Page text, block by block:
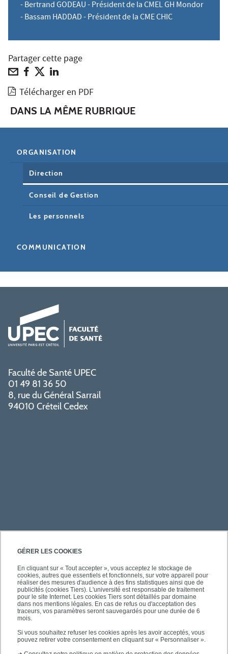
GÉRER LES COOKIES
En cliquant sur « Tout accepter », vous acceptez le stockage de
cookies, autres que essentiels et fonctionnels, sur votre appareil pour
réaliser des mesures d'audience à des fins statistiques ainsi que de
publicités (cookies Tiers). L'université est responsable de traitement
pour le site Internet. Les cookies Tiers sont détaillés par domaine
dans nos mentions légales. En cas de refus ou d'acceptation des
traceurs, vos paramètres seront sauvegardés pour une durée de 6
mois.
Si vous souhaitez refuser les cookies après les avoir acceptés, vous
pouvez retirer votre consentement en cliquant sur « Personnaliser ».
- Bertrand GODEAU - Président de la CMEL GH Mondor
- Bassam HADDAD - Président de la CME CHIC
Partager cette page
Télécharger en PDF
DANS LA MÊME RUBRIQUE
ORGANISATION
Direction
Conseil de Gestion
Les personnels
COMMUNICATION
Faculté de Santé UPEC
01 49 81 36 50
8, rue du Général Sarrail
94010 Créteil Cedex
PRATIQUE
ACCÈS RAPIDES
SUIVEZ-NOUS